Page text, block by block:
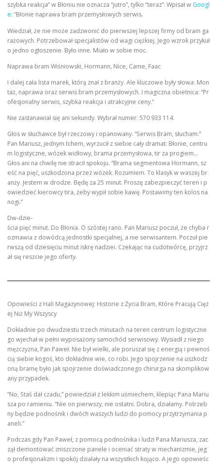
szybka reakcja” w Błoniu nie oznacza “jutro”, tylko “teraz”. Wpisał w Googl
e: “Błonie naprawa bram przemysłowych serwis.
Wiedział, że nie może zadzwonić do pierwszej lepszej firmy od bram ga
rażowych. Potrzebował specjalistów od wagi ciężkiej. Jego wzrok przykuł
o jedno ogłoszenie. Było inne. Miało w sobie moc.
Naprawa bram Wiśniowski, Hormann, Nice, Came, Faac
I dalej cała lista marek, którą znał z branży. Ale kluczowe były słowa: Mon
taż, naprawa oraz serwis bram przemysłowych. I magiczna obietnica: “Pr
ofesjonalny serwis, szybka reakcja i atrakcyjne ceny.”
Nie zastanawiał się ani sekundy. Wybrał numer: 570 933 114.
Głos w słuchawce był rzeczowy i opanowany. “Serwis Bram, słucham.”
Pan Mariusz, jednym tchem, wyrzucił z siebie cały dramat: Błonie, centru
m logistyczne, wózek widłowy, brama przemysłowa, tir za progiem…
Głos ani na chwilę nie stracił spokoju. “Brama segmentowa Hormann, sz
eść na pięć, uszkodzona przez wózek. Rozumiem. To klasyk w waszej br
anży. Jestem w drodze. Będę za 25 minut. Proszę zabezpieczyć teren i p
owiedzieć kierowcy tira, żeby wypił sobie kawę. Postawimy ten kolos na
nogi.”
Dw-dzie-
ścia pięć minut. Do Błonia. O szóstej rano. Pan Mariusz poczuł, że chyba r
ozmawia z dowódcą jednostki specjalnej, a nie serwisantem. Poczuł pie
rwszą od dziesięciu minut iskrę nadziei. Czekając na cudotwórcę, przyjrz
ał się reszcie jego oferty.
Opowieści z Hali Magazynowej: Historie z Życia Bram, Które Pracują Cięż
ej Niż My Wszyscy
Dokładnie po dwudziestu trzech minutach na teren centrum logistyczne
go wjechał w pełni wyposażony samochód serwisowy. Wysiadł z niego
mężczyzna, Pan Paweł. Nie był wielki, ale poruszał się z energią i pewnoś
cią siebie kogoś, kto dokładnie wie, co robi. Jego spojrzenie na uszkodz
oną bramę było jak spojrzenie doświadczonego chirurga na skomplikow
any przypadek.
“No, Staś dał czadu,” powiedział z lekkim uśmiechem, klepiąc Pana Mariu
sza po ramieniu. “Nie on pierwszy, nie ostatni. Dobra, działamy. Potrzeb
ny będzie podnośnik i dwóch waszych ludzi do pomocy przytrzymania p
aneli.”
Podczas gdy Pan Paweł, z pomocą podnośnika i ludzi Pana Mariusza, zac
zął demontować zniszczone panele i oceniać straty w mechanizmie, jeg
o profesjonalizm i spokój działały na wszystkich kojąco. A jego opowieśc